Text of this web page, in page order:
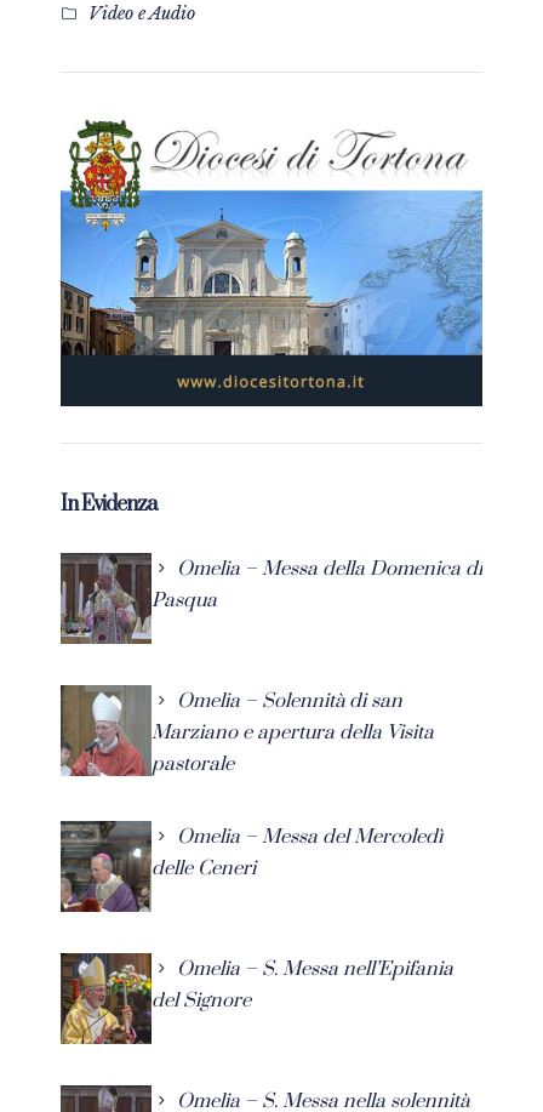
Video e Audio
In Evidenza
Omelia – Messa della Domenica di
Pasqua
Omelia – Solennità di san
Marziano e apertura della Visita
pastorale
Omelia – Messa del Mercoledì
delle Ceneri
Omelia – S. Messa nell’Epifania
del Signore
Omelia – S. Messa nella solennità